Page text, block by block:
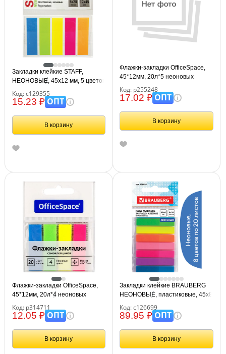
Закладки клейкие STAFF,
НЕОНОВЫЕ, 45х12 мм, 5 цветов
основании, 129355
Код: с129355
15.23 ₽ОПТ
В корзину
Флажки-закладки OfficeSpace,
45*12мм, 20л*5 неоновых
Код: р255248
17.02 ₽ОПТ
В корзину
Флажки-закладки OfficeSpace,
45*12мм, 20л*4 неоновых
Код: р314711
12.05 ₽ОПТ
В корзину
Закладки клейкие BRAUBERG
НЕОНОВЫЕ, пластиковые, 45х8
пластиковом основании, 126699
Код: с126699
89.95 ₽ОПТ
В корзину